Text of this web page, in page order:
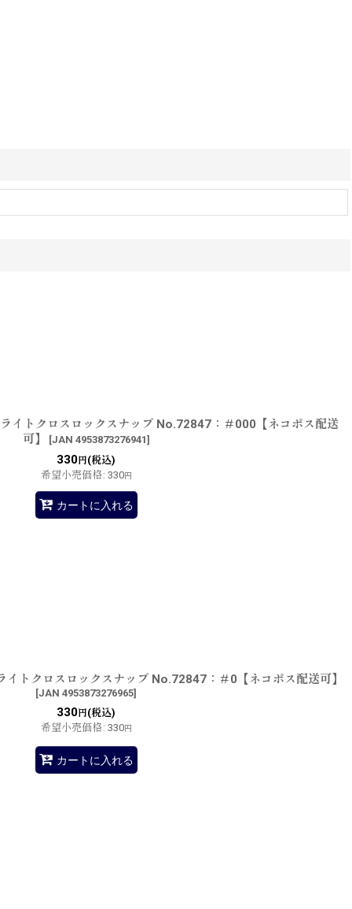
イトクロスロックスナップ No.72847：＃000【ネコポス配送
可】
[JAN 4953873276941]
330 円(税込)
希望小売価格: 330円
カートに入れる
トクロスロックスナップ No.72847：＃0【ネコポス配送可】
[JAN 4953873276965]
330 円(税込)
希望小売価格: 330円
カートに入れる